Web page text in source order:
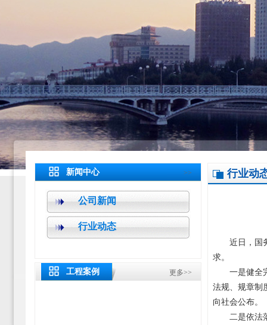
>>
新闻中心
公司新闻
行业动态
更多>>
工程案例
行业动
近日，国务
求。
一是健全完
法规、规章制
向社会公布。
二是依法落